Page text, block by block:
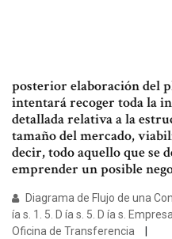
posterior elaboración del
intentará recoger toda la
detallada relativa a la
tamaño del mercado,
decir, todo aquello que se
emprender un posible
Diagrama de Flujo de una
ía s. 1. 5. D ía s. 5. D ía s.
Oficina de Transferencia